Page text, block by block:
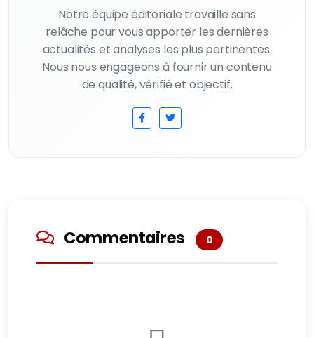
Notre équipe éditoriale travaille sans
relâche pour vous apporter les dernières
actualités et analyses les plus pertinentes.
Nous nous engageons à fournir un contenu
de qualité, vérifié et objectif.
Commentaires 0